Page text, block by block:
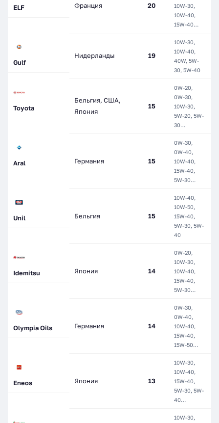
ELF Франция 20
10W-30,
10W-40,
15W-40…
Gulf
Нидерланды 19
10W-30,
10W-40,
40W, 5W-
30, 5W-40
Toyota
Бельгия, США,
Япония
15
0W-20,
0W-30,
10W-30,
5W-20, 5W-
30…
Aral Германия 15
0W-30,
0W-40,
10W-40,
15W-40,
5W-30…
Unil Бельгия 15
10W-40,
10W-50,
15W-40,
5W-30, 5W-
40
Idemitsu Япония 14
0W-20,
10W-30,
10W-40,
15W-40,
5W-30…
Olympia Oils Германия 14
0W-30,
0W-40,
10W-40,
15W-40,
15W-50…
Eneos Япония 13
10W-30,
10W-40,
15W-40,
5W-30, 5W-
40…
10W-30,